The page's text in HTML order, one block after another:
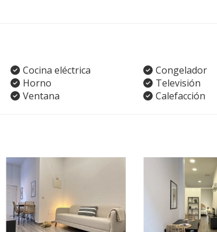
Cocina eléctrica Congelador
Horno Televisión
Ventana Calefacción